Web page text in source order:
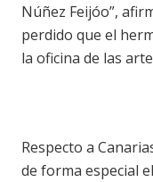
Núñez Feijóo”,
perdido que el
la oficina de las
Respecto a
de forma especial